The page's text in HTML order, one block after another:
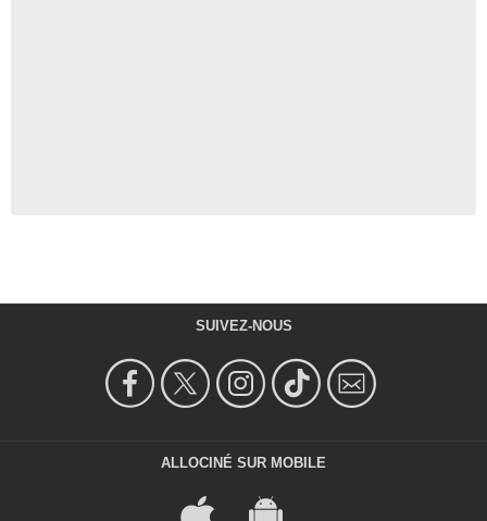
SUIVEZ-NOUS
ALLOCINÉ SUR MOBILE